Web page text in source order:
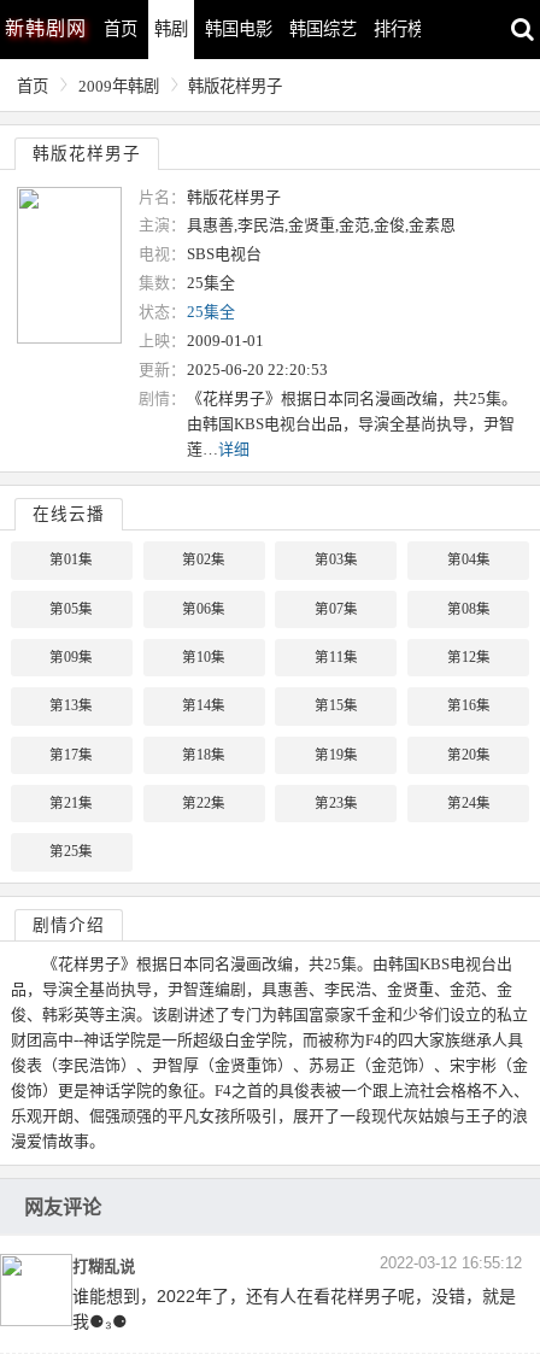
新韩剧网 首页 韩剧 韩国电影 韩国综艺 排行榜
首页 2009年韩剧 韩版花样男子
韩版花样男子
片名： 韩版花样男子
主演： 具惠善,李民浩,金贤重,金范,金俊,金素恩
电视： SBS电视台
集数： 25集全
状态： 25集全
上映： 2009-01-01
更新： 2025-06-20 22:20:53
剧情：
《花样男子》根据日本同名漫画改编，共25集。
由韩国KBS电视台出品，导演全基尚执导，尹智
莲…详细
在线云播
第01集 第02集 第03集 第04集
第05集 第06集 第07集 第08集
第09集 第10集 第11集 第12集
第13集 第14集 第15集 第16集
第17集 第18集 第19集 第20集
第21集 第22集 第23集 第24集
第25集
剧情介绍
《花样男子》根据日本同名漫画改编，共25集。由韩国KBS电视台出
品，导演全基尚执导，尹智莲编剧，具惠善、李民浩、金贤重、金范、金
俊、韩彩英等主演。该剧讲述了专门为韩国富豪家千金和少爷们设立的私立
财团高中--神话学院是一所超级白金学院，而被称为F4的四大家族继承人具
俊表（李民浩饰）、尹智厚（金贤重饰）、苏易正（金范饰）、宋宇彬（金
俊饰）更是神话学院的象征。F4之首的具俊表被一个跟上流社会格格不入、
乐观开朗、倔强顽强的平凡女孩所吸引，展开了一段现代灰姑娘与王子的浪
漫爱情故事。
网友评论
打糊乱说 2022-03-12 16:55:12
谁能想到，2022年了，还有人在看花样男子呢，没错，就是
我⚈₃⚈